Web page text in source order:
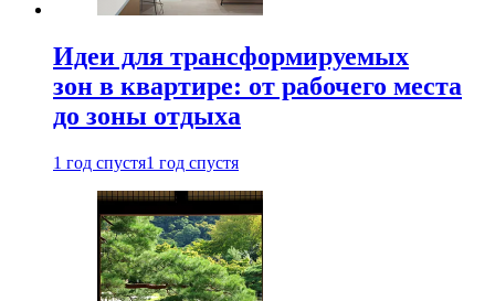
Идеи для трансформируемых
зон в квартире: от рабочего места
до зоны отдыха
1 год спустя1 год спустя